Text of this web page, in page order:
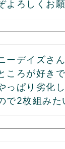
よろしくお願
ーデイズさ
ころが好き
っぱり劣化
で2枚組み